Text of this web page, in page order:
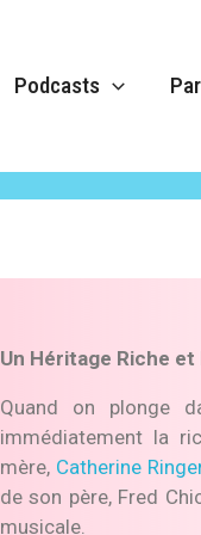
Podcasts
Un Héritage Riche
Quand on plonge
immédiatement la
mère, Catherine
de son père, Fred
musicale.